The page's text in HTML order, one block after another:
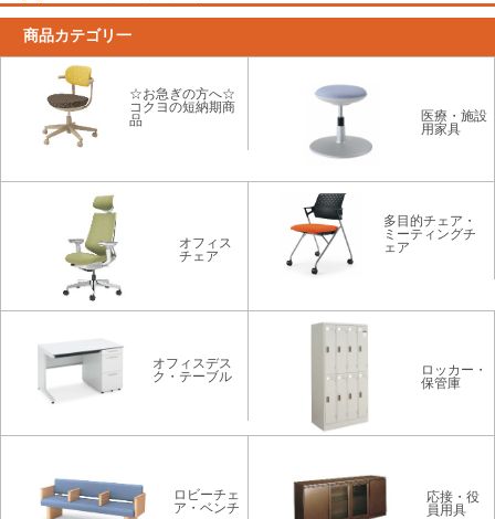
商品カテゴリ一
☆お急ぎの方へ☆
コクヨの短納期商
品
医療・施設
用家具
オフィス
チェア
多目的チェア・
ミーティングチ
ェア
オフィスデス
ク・テーブル
ロッカー・
保管庫
ロビーチェ
ア・ベンチ
応接・役
員用具